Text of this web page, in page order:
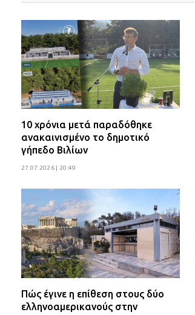
10 χρόνια μετά παραδόθηκε
ανακαινισμένο το δημοτικό
γήπεδο Βιλίων
27.07.2026 | 20:49
Πώς έγινε η επίθεση στους δύο
ελληνοαμερικανούς στην